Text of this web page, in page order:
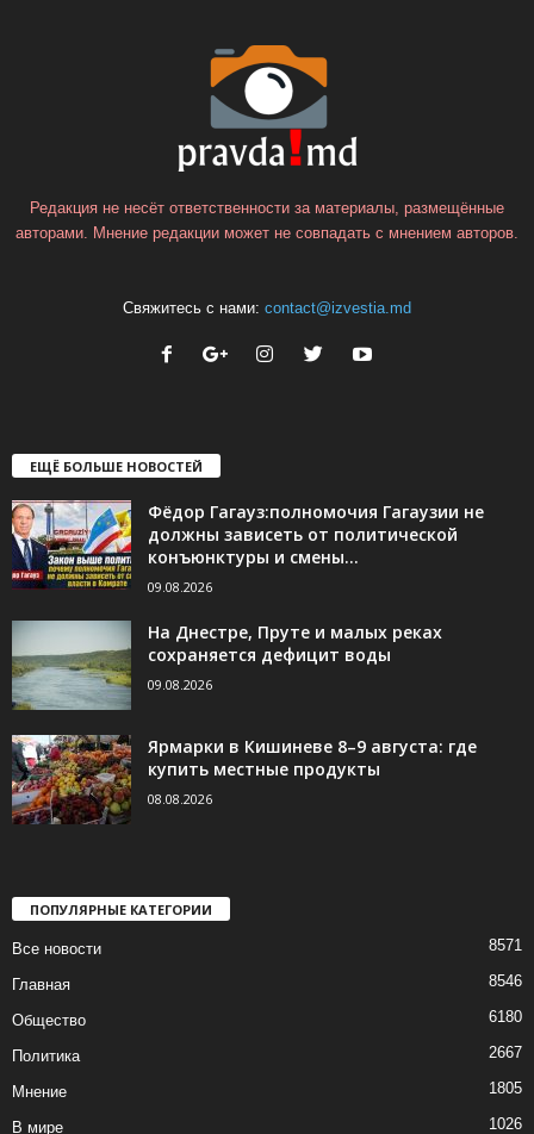
Редакция не несёт ответственности за материалы, размещённые
авторами. Мнение редакции может не совпадать с мнением авторов.
Свяжитесь с нами: contact@izvestia.md
ЕЩЁ БОЛЬШЕ НОВОСТЕЙ
Фёдор Гагауз:полномочия Гагаузии не
должны зависеть от политической
конъюнктуры и смены...
09.08.2026
На Днестре, Пруте и малых реках
сохраняется дефицит воды
09.08.2026
Ярмарки в Кишиневе 8–9 августа: где
купить местные продукты
08.08.2026
ПОПУЛЯРНЫЕ КАТЕГОРИИ
Все новости 8571
Главная 8546
Общество 6180
Политика 2667
Мнение 1805
В мире 1026